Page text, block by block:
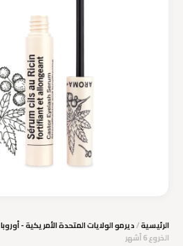
الرئيسية/ديرمو الولايات المتحدة الأمريكية - أوروبا
الخروع 6 أشهر